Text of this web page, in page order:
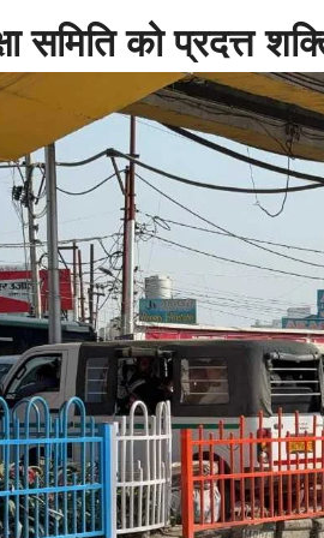
होम
समिति को प्रदत्त